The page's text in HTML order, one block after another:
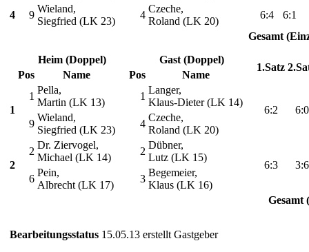
4 9
Wieland,
Siegfried (LK 23)
4
Czeche,
Roland (LK 20)
6:4
6:1
Gesamt
Heim (Doppel)
Gast (Doppel)
1.Satz
Pos Name Pos Name
1
1
Pella,
Martin (LK 13)
1
Langer,
Klaus-Dieter (LK 14)
6:2
6:0
9
Wieland,
Siegfried (LK 23)
4
Czeche,
Roland (LK 20)
2
2
Dr. Ziervogel,
Michael (LK 14)
2
Dübner,
Lutz (LK 15)
6:3
3:6
6
Pein,
Albrecht (LK 17)
3
Begemeier,
Klaus (LK 16)
Gesamt
Bearbeitungsstatus 15.05.13 erstellt Gastgeber